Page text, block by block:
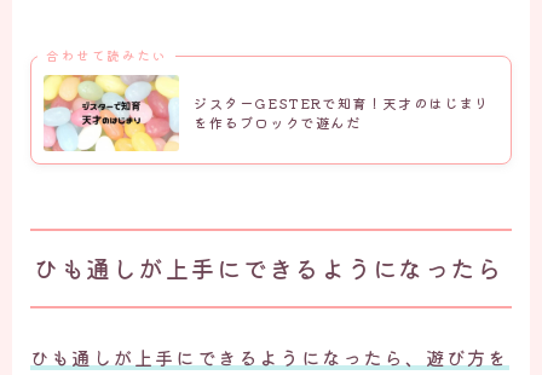
合わせて読みたい
ジスターGESTERで知育！天才のはじまり
を作るブロックで遊んだ
ひも通しが上手にできるようになったら
ひも通しが上手にできるようになったら、遊び方を